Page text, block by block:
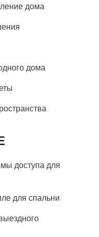
дома
дома
доступа для
для спальни